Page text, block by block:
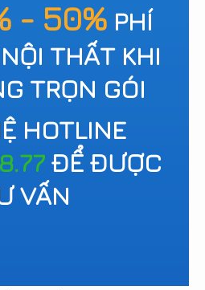
- 50% PHÍ
THẤT KHI
TRỌN GÓI
HOTLINE
ĐỂ ĐƯỢC
VẤN